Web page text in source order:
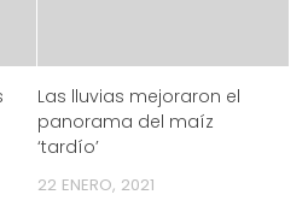
Las lluvias mejoraron el
panorama del maíz
‘tardío’
22 ENERO, 2021